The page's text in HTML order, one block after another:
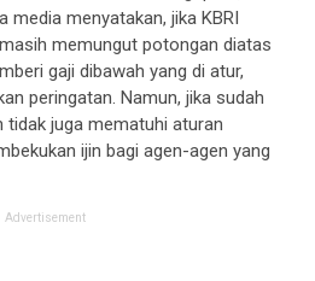
media menyatakan, jika KBRI
memungut potongan diatas
gaji dibawah yang di atur,
peringatan. Namun, jika sudah
tidak juga mematuhi aturan
ijin bagi agen-agen yang
Advertisement